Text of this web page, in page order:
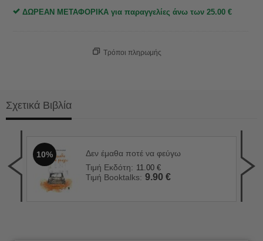
ΔΩΡΕΑΝ ΜΕΤΑΦΟΡΙΚΑ για παραγγελίες άνω των 25.00 €
Τρόποι πληρωμής
Σχετικά Βιβλία
10%
Δεν έμαθα ποτέ να φεύγω
Τιμή Εκδότη: 11.00 €
Τιμή Booktalks: 9.90 €